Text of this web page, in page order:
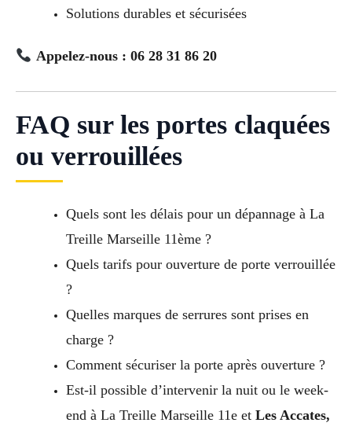
Solutions durables et sécurisées
Appelez-nous : 06 28 31 86 20
FAQ sur les portes claquées
ou verrouillées
Quels sont les délais pour un dépannage à La
Treille Marseille 11ème ?
Quels tarifs pour ouverture de porte verrouillée
?
Quelles marques de serrures sont prises en
charge ?
Comment sécuriser la porte après ouverture ?
Est-il possible d’intervenir la nuit ou le week-
end à La Treille Marseille 11e et Les Accates,